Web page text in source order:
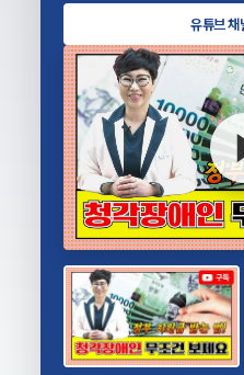
유튜브 채